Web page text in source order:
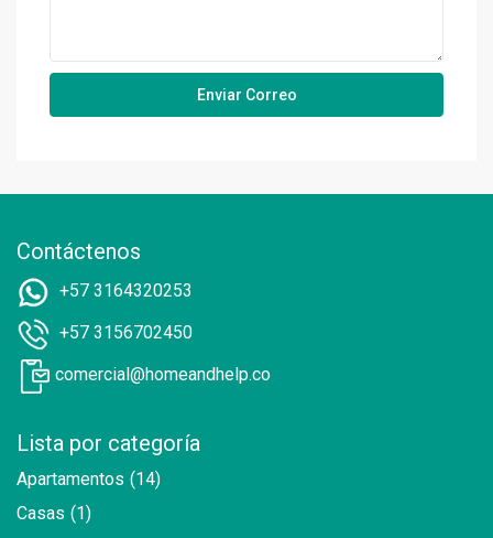
Contáctenos
+57 3164320253
+57 3156702450
comercial@homeandhelp.co
Lista por categoría
Apartamentos (14)
Casas (1)